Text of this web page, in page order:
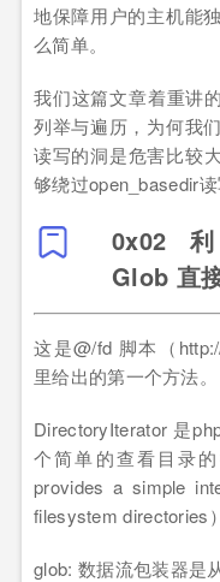
地保障用户的主机能
么简单。
我们这篇文章着重讲
列举与遍历，为何我
读写的洞是危害比较
够绕过open_basedir读
0x02
Glob 直
这是@/fd 脚本（
里给出的第一个方法。
DirectoryIterator 是
个简单的查看目录
provides a simple
filesystem directories）
glob: 数据流包装器是